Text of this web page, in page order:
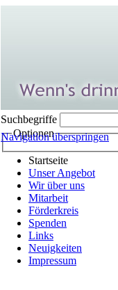
Suchbegriffe
Optionen
Navigation überspringen
Startseite
Unser Angebot
Wir über uns
Mitarbeit
Förderkreis
Spenden
Links
Neuigkeiten
Impressum